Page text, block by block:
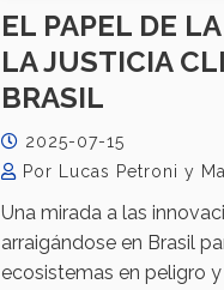
EL PAPEL DE
LA JUSTICIA
BRASIL
2025-07-15
Por Lucas Petroni y
Una mirada a las
arraigándose en Brasil
ecosistemas en peligro